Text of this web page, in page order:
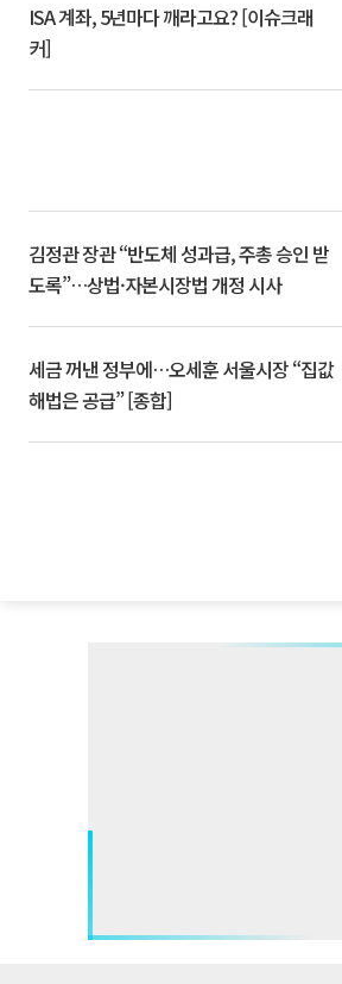
ISA 계좌, 5년마다 깨라고요? [이슈크래
커]
김정관 장관 “반도체 성과급, 주총 승인 받
도록”…상법·자본시장법 개정 시사
세금 꺼낸 정부에…오세훈 서울시장 “집값
해법은 공급” [종합]